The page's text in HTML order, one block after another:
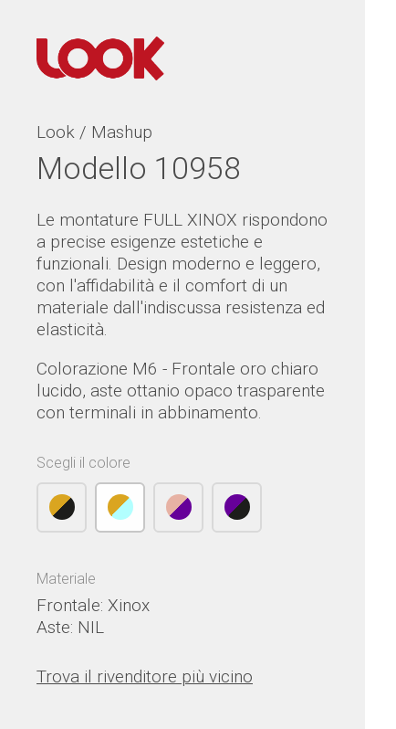
Look / Mashup
Modello 10958
Le montature FULL XINOX rispondono
a precise esigenze estetiche e
funzionali. Design moderno e leggero,
con l'affidabilità e il comfort di un
materiale dall'indiscussa resistenza ed
elasticità.
Colorazione M6 - Frontale oro chiaro
lucido, aste ottanio opaco trasparente
con terminali in abbinamento.
Scegli il colore
Materiale
Frontale: Xinox
Aste: NIL
Trova il rivenditore più vicino